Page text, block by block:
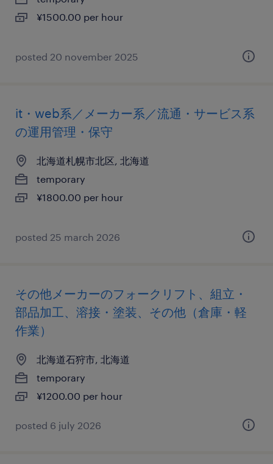
¥1500.00 per hour
posted 20 november 2025
it・web系／メーカー系／流通・サービス系
の運用管理・保守
北海道札幌市北区, 北海道
temporary
¥1800.00 per hour
posted 25 march 2026
その他メーカーのフォークリフト、組立・
部品加工、溶接・塗装、その他（倉庫・軽
作業）
北海道石狩市, 北海道
temporary
¥1200.00 per hour
posted 6 july 2026